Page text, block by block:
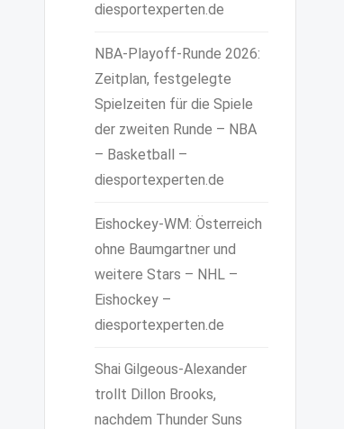
diesportexperten.de
NBA-Playoff-Runde 2026:
Zeitplan, festgelegte
Spielzeiten für die Spiele
der zweiten Runde – NBA
– Basketball –
diesportexperten.de
Eishockey-WM: Österreich
ohne Baumgartner und
weitere Stars – NHL –
Eishockey –
diesportexperten.de
Shai Gilgeous-Alexander
trollt Dillon Brooks,
nachdem Thunder Suns